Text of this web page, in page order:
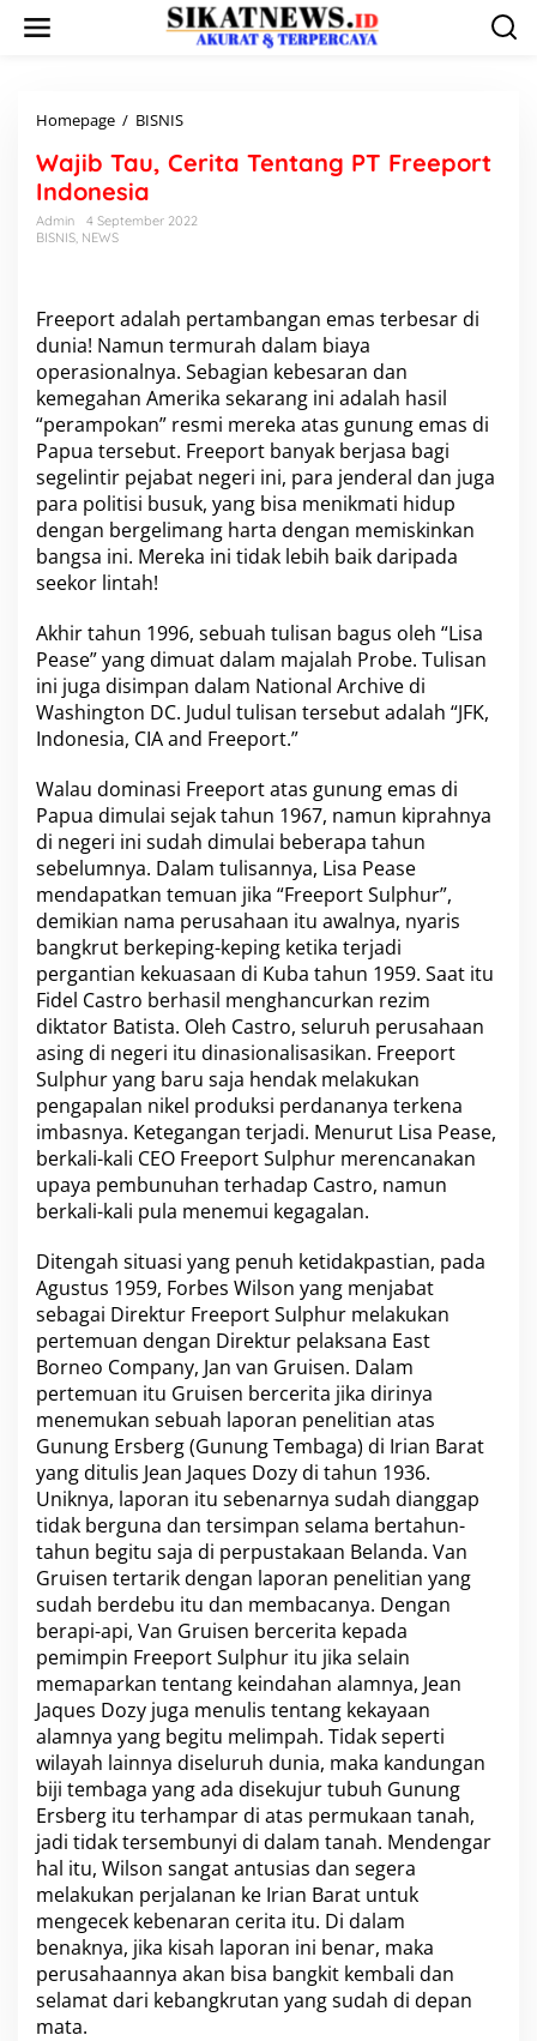
Homepage / BISNIS
j
T
C
e
r
i
t
a
T
e
n
t
a
n
F
r
e
e
p
o
t
I
n
d
o
n
e
s
i
a
Wajib Tau, Cerita Tentang PT Freeport
Indonesia
Admin
4 September 2022
BISNIS, NEWS
Freeport adalah pertambangan emas terbesar di
dunia! Namun termurah dalam biaya
operasionalnya. Sebagian kebesaran dan
kemegahan Amerika sekarang ini adalah hasil
“perampokan” resmi mereka atas gunung emas di
Papua tersebut. Freeport banyak berjasa bagi
segelintir pejabat negeri ini, para jenderal dan juga
para politisi busuk, yang bisa menikmati hidup
dengan bergelimang harta dengan memiskinkan
bangsa ini. Mereka ini tidak lebih baik daripada
seekor lintah!
Akhir tahun 1996, sebuah tulisan bagus oleh “Lisa
Pease” yang dimuat dalam majalah Probe. Tulisan
ini juga disimpan dalam National Archive di
Washington DC. Judul tulisan tersebut adalah “JFK,
Indonesia, CIA and Freeport.”
Walau dominasi Freeport atas gunung emas di
Papua dimulai sejak tahun 1967, namun kiprahnya
di negeri ini sudah dimulai beberapa tahun
sebelumnya. Dalam tulisannya, Lisa Pease
mendapatkan temuan jika “Freeport Sulphur”,
demikian nama perusahaan itu awalnya, nyaris
bangkrut berkeping-keping ketika terjadi
pergantian kekuasaan di Kuba tahun 1959. Saat itu
Fidel Castro berhasil menghancurkan rezim
diktator Batista. Oleh Castro, seluruh perusahaan
asing di negeri itu dinasionalisasikan. Freeport
Sulphur yang baru saja hendak melakukan
pengapalan nikel produksi perdananya terkena
imbasnya. Ketegangan terjadi. Menurut Lisa Pease,
berkali-kali CEO Freeport Sulphur merencanakan
upaya pembunuhan terhadap Castro, namun
berkali-kali pula menemui kegagalan.
Ditengah situasi yang penuh ketidakpastian, pada
Agustus 1959, Forbes Wilson yang menjabat
sebagai Direktur Freeport Sulphur melakukan
pertemuan dengan Direktur pelaksana East
Borneo Company, Jan van Gruisen. Dalam
pertemuan itu Gruisen bercerita jika dirinya
menemukan sebuah laporan penelitian atas
Gunung Ersberg (Gunung Tembaga) di Irian Barat
yang ditulis Jean Jaques Dozy di tahun 1936.
Uniknya, laporan itu sebenarnya sudah dianggap
tidak berguna dan tersimpan selama bertahun-
tahun begitu saja di perpustakaan Belanda. Van
Gruisen tertarik dengan laporan penelitian yang
sudah berdebu itu dan membacanya. Dengan
berapi-api, Van Gruisen bercerita kepada
pemimpin Freeport Sulphur itu jika selain
memaparkan tentang keindahan alamnya, Jean
Jaques Dozy juga menulis tentang kekayaan
alamnya yang begitu melimpah. Tidak seperti
wilayah lainnya diseluruh dunia, maka kandungan
biji tembaga yang ada disekujur tubuh Gunung
Ersberg itu terhampar di atas permukaan tanah,
jadi tidak tersembunyi di dalam tanah. Mendengar
hal itu, Wilson sangat antusias dan segera
melakukan perjalanan ke Irian Barat untuk
mengecek kebenaran cerita itu. Di dalam
benaknya, jika kisah laporan ini benar, maka
perusahaannya akan bisa bangkit kembali dan
selamat dari kebangkrutan yang sudah di depan
mata.